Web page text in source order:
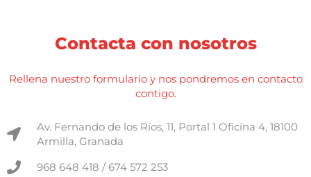
Contacta con nosotros
Rellena nuestro formulario y nos pondremos en contacto
contigo.
Av. Fernando de los Ríos, 11, Portal 1 Oficina 4, 18100
Armilla, Granada
968 648 418 / 674 572 253